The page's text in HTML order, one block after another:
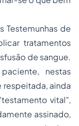
Testemunhas de
tratamentos
de sangue.
nestas
respeitada, ainda
vital",
assinado,